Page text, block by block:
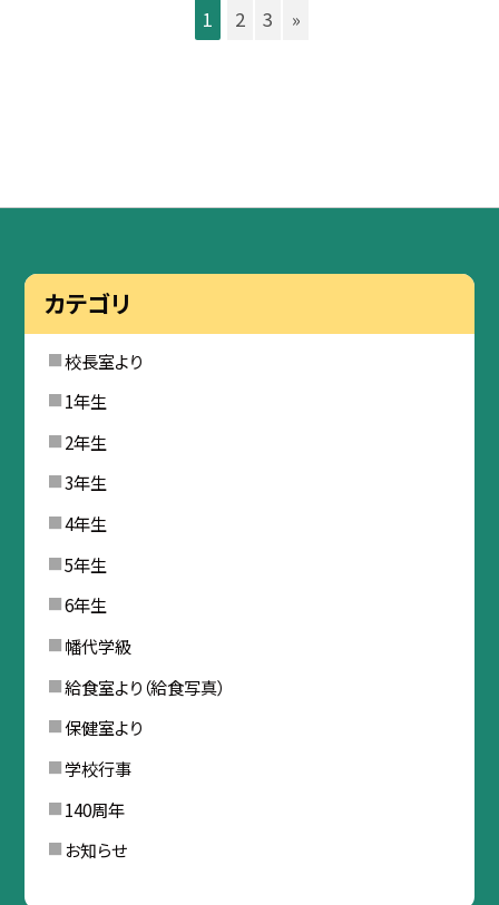
1 2 3 »
カテゴリ
校長室より
1年生
2年生
3年生
4年生
5年生
6年生
幡代学級
給食室より（給食写真）
保健室より
学校行事
140周年
お知らせ